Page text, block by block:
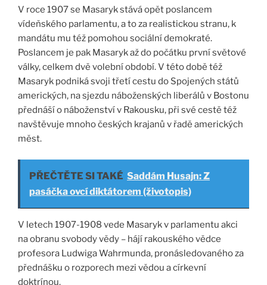
V roce 1907 se Masaryk stává opět poslancem
vídeňského parlamentu, a to za realistickou stranu, k
mandátu mu též pomohou sociální demokraté.
Poslancem je pak Masaryk až do počátku první světové
války, celkem dvě volební období. V této době též
Masaryk podniká svoji třetí cestu do Spojených států
amerických, na sjezdu náboženských liberálů v Bostonu
přednáší o náboženství v Rakousku, při své cestě též
navštěvuje mnoho českých krajanů v řadě amerických
měst.
PŘEČTĚTE SI TAKÉ Saddám Husajn: Z
pasáčka ovcí diktátorem (životopis)
V letech 1907-1908 vede Masaryk v parlamentu akci
na obranu svobody vědy – hájí rakouského vědce
profesora Ludwiga Wahrmunda, pronásledovaného za
přednášku o rozporech mezi vědou a církevní
doktrínou.